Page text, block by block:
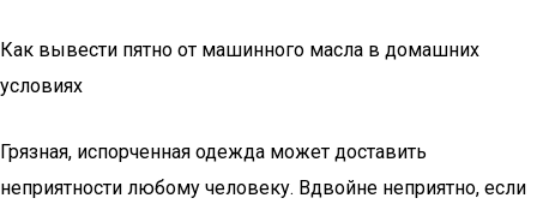
Как вывести пятно от машинного масла в домашних
условиях
Грязная, испорченная одежда может доставить
неприятности любому человеку. Вдвойне неприятно, если